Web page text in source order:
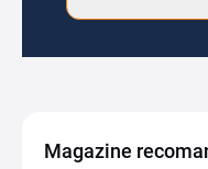
Magazine